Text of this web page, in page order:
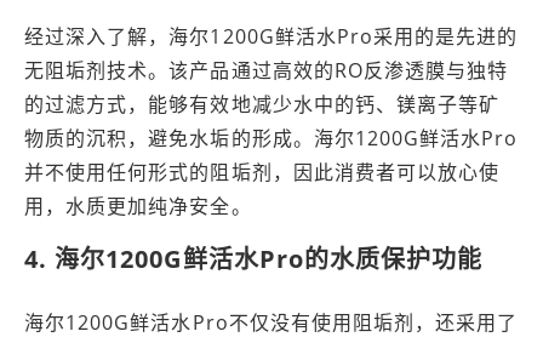
经过深入了解，海尔1200G鲜活水Pro采用的是先进的
无阻垢剂技术。该产品通过高效的RO反渗透膜与独特
的过滤方式，能够有效地减少水中的钙、镁离子等矿
物质的沉积，避免水垢的形成。海尔1200G鲜活水Pro
并不使用任何形式的阻垢剂，因此消费者可以放心使
用，水质更加纯净安全。
4. 海尔1200G鲜活水Pro的水质保护功能
海尔1200G鲜活水Pro不仅没有使用阻垢剂，还采用了